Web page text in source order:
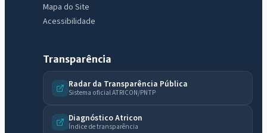
Mapa do Site
Acessibilidade
Transparência
Radar da Transparência Pública
Sistema oficial ATRICON/PNTP
Diagnóstico Atricon
Índice de transparência
IntGest AI
Assistente do Portal